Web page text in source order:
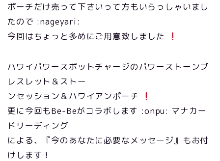
ポーチだけ売って下さいって方もいらっしゃいまし
たので :nageyari:
今回はちょっと多めにご用意致しました
ハワイパワースポットチャージのパワーストーンブ
レスレット＆ストー
ンセッション＆ハワイアンポーチ
更に今回もBe-Beがコラボします :onpu: マナカー
ドリーディング
による、『今のあなたに必要なメッセージ』もお付
けします！